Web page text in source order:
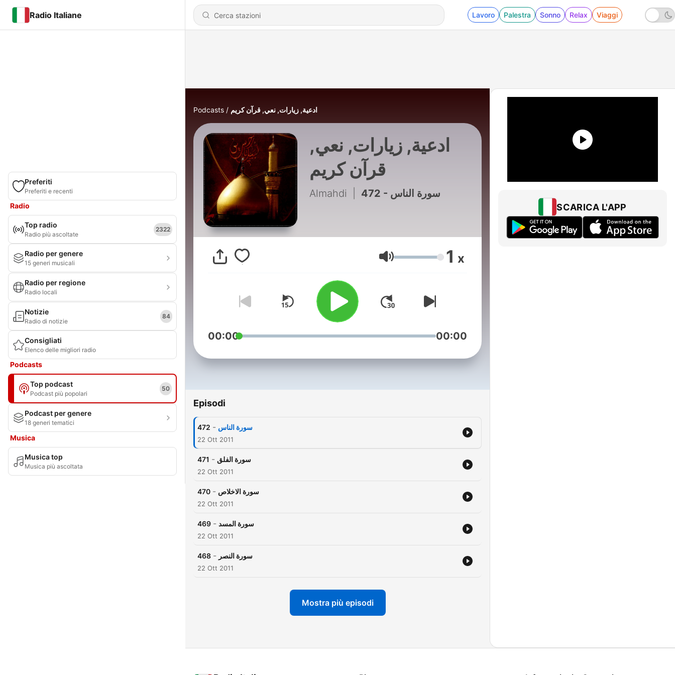
Radio Italiane Lavoro Palestra Sonno Relax Viaggi
Preferiti
Preferiti e recenti
Radio
Top radio
Radio più ascoltate
2322
Radio per genere
15 generi musicali
Radio per regione
Radio locali
Notizie
Radio di notizie
84
Consigliati
Elenco delle migliori radio
Podcasts
Top podcast
Podcast più popolari
50
Podcast per genere
18 generi tematici
Musica
Musica top
Musica più ascoltata
Podcasts ادعية, زيارات, نعي, قرآن كريم
ادعية, زيارات, نعي,
قرآن كريم
Almahdi 472 - سورة الناس
Volume 1 x
00:00 00:00
Episodi
472 - سورة الناس
22 Ott 2011
471 - سورة الفلق
22 Ott 2011
470 - سورة الاخلاص
22 Ott 2011
469 - سورة المسد
22 Ott 2011
468 - سورة النصر
22 Ott 2011
Mostra più episodi
SCARICA L'APP